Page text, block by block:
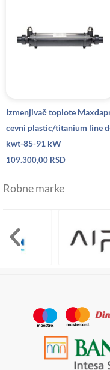
Izmenjivač toplote
cevni plastic/titanium line
kwt-85-91 kW
109.300,00 RSD
Robne marke